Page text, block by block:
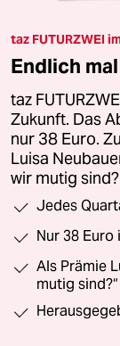
taz FUTURZWEI
Endlich
taz
Zukunft. Das
nur 38 Euro.
Luisa
wir mutig
Jedes
Nur 38 Euro
Als Prämie
mutig sind?“